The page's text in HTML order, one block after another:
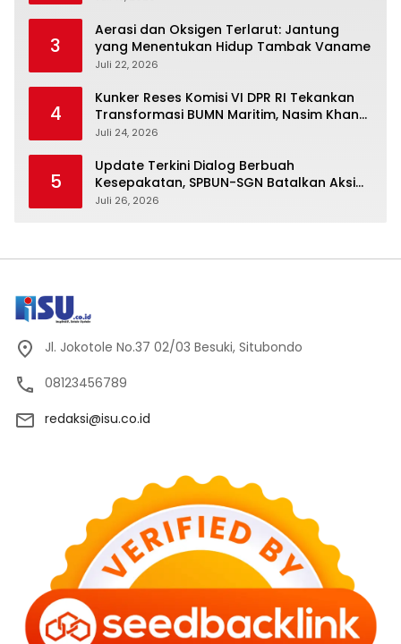
3
Aerasi dan Oksigen Terlarut: Jantung
yang Menentukan Hidup Tambak Vaname
Juli 22, 2026
4
Kunker Reses Komisi VI DPR RI Tekankan
Transformasi BUMN Maritim, Nasim Khan
Kawal Penguatan Sektor Laut
Juli 24, 2026
5
Update Terkini Dialog Berbuah
Kesepakatan, SPBUN-SGN Batalkan Aksi
Nasional Setelah Holding Penuhi Sejumlah
Juli 26, 2026
Jl. Jokotole No.37 02/03 Besuki, Situbondo
08123456789
redaksi@isu.co.id